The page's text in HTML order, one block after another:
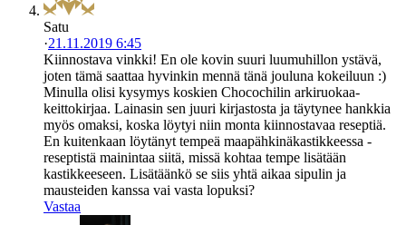
Satu
·21.11.2019 6:45
Kiinnostava vinkki! En ole kovin suuri luumuhillon ystävä,
joten tämä saattaa hyvinkin mennä tänä jouluna kokeiluun :)
Minulla olisi kysymys koskien Chocochilin arkiruokaa-
keittokirjaa. Lainasin sen juuri kirjastosta ja täytynee hankkia
myös omaksi, koska löytyi niin monta kiinnostavaa reseptiä.
En kuitenkaan löytänyt tempeä maapähkinäkastikkeessa -
reseptistä mainintaa siitä, missä kohtaa tempe lisätään
kastikkeeseen. Lisätäänkö se siis yhtä aikaa sipulin ja
mausteiden kanssa vai vasta lopuksi?
Vastaa